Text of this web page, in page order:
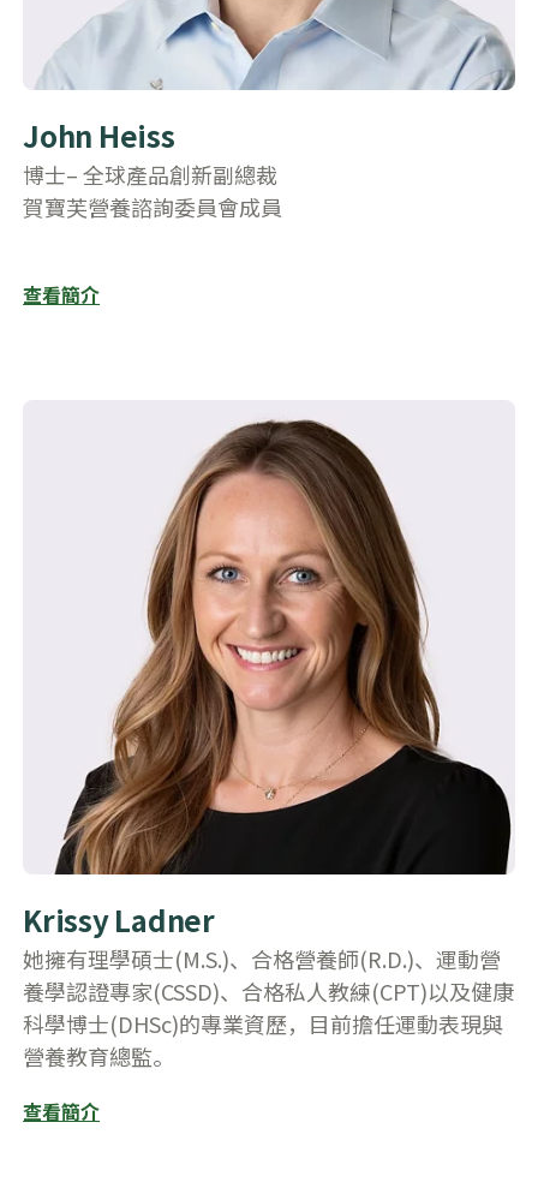
John Heiss
博士– 全球產品創新副總裁
賀寶芙營養諮詢委員會成員
查看簡介
​Krissy Ladner
她擁有理學碩士(M.S.)、合格營養師(R.D.)、運動營
養學認證專家(CSSD)、合格私人教練(CPT)以及健康
科學博士(DHSc)的專業資歷，目前擔任運動表現與
營養教育總監。
查看簡介